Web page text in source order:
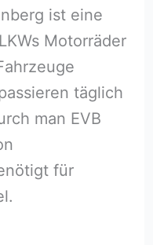
ist eine
Motorräder
täglich
man EVB
für